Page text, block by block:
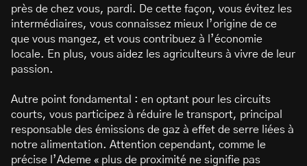
près de chez vous, pardi. De cette façon, vous évitez les
intermédiaires, vous connaissez mieux l’origine de ce
que vous mangez, et vous contribuez à l’économie
locale. En plus, vous aidez les agriculteurs à vivre de leur
passion.
Autre point fondamental : en optant pour les circuits
courts, vous participez à réduire le transport, principal
responsable des émissions de gaz à effet de serre liées à
notre alimentation. Attention cependant, comme le
précise l’Ademe « plus de proximité ne signifie pas